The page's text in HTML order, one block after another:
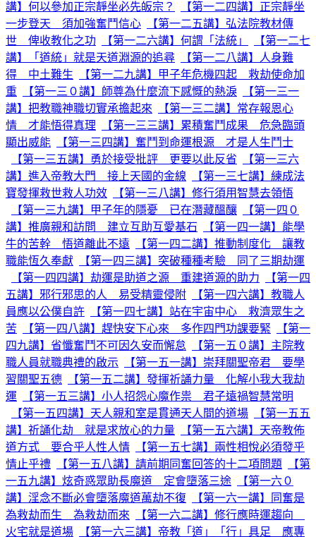
講】何以參加正宗靜坐必先皈宗？
【第一二四講】正宗靜坐
一步登天 須加強奮鬥信心
【第一二五講】弘法院教材傳
世 俾收教化之功
【第一二六講】何謂「法統」
【第一二七
講】「道統」就是天道淵源的追尋
【第一二八講】人身難
得 中土難生
【第一二九講】甲子年危機四起 救劫使命加
重
【第一三０講】師尊為什麼流下感慨的熱淚
【第一三一
講】把教職神職切實承擔起來
【第一三二講】常存報恩心
情 才能悟得真理
【第一三三講】累積奮鬥成果 危急臨頭
顯出威能
【第一三四講】奮鬥到命運根源 才是人生鬥士
【第一三五講】勇於接受批評 更要以此反省
【第一三六
講】進入帝教大門 接上天國的金線
【第一三七講】練成法
寶發揮救世救人功效
【第一三八講】修行須用智慧去領悟
【第一三九講】甲子年的隱憂 已在潛藏醞釀
【第一四０
講】推廣親和訪問 建立互助互愛基石
【第一四一講】能學
牛的苦幹 悟道離此不遠
【第一四二講】推動制度化 讓教
職能恆久奉獻
【第一四三講】突破種種考驗 同了三期劫運
【第一四四講】劫運是助道之源 重建道源的助力
【第一四
五講】邪行邪思的人 易受精靈侵附
【第一四六講】教職人
員應以公僕自許
【第一四七講】站在宇宙中心 救濟眾生之
苦
【第一四八講】趕快安下心來 多作四門功課要緊
【第一
四九講】省懺奮鬥不可因久安而懈怠
【第一五０講】主院教
職人員就職典禮的啟示
【第一五一講】崇拜關聖帝君 要學
習關聖五德
【第一五二講】發揮祈誦力量 化解小我大我劫
運
【第一五三講】小人招怨心魔作祟 君子遠禍智慧常明
【第一五四講】天人親和室是貫通天人間的道場
【第一五五
講】祈誦化劫 就是求放心的力量
【第一五六講】天帝教佈
道方式 要合乎人性人情
【第一五七講】兩性相悅必須發乎
情止乎禮
【第一五八講】請前期同奮回答的十二項問題
【第
一五九講】炫奇惑眾助長魔道 定會墮落三途
【第一六０
講】淫念不斷必會墮落魔道萬劫不復
【第一六一講】同奮是
為救劫而生 為救劫而來
【第一六二講】修行應時運趨向
火宅就是道場
【第一六三講】帝教「道」「行」具足 應專